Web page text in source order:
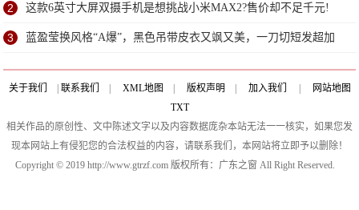
2 这款6英寸大屏双摄手机是想挑战小米MAX2?售价却不足千元!
3 蓝盈莹换风格“A爆”，黑色吊带皮衣又飒又美，一刀切短发超加
关于我们 | 联系我们 | XML地图 | 版权声明 | 加入我们 |
网站地图
TXT
相关作品的原创性、文中陈述文字以及内容数据庞杂本站无法一一核实，如果您发
现本网站上有侵犯您的合法权益的内容，请联系我们，本网站将立即予以删除！
Copyright © 2019 http://www.gtrzf.com 版权所有：广东之窗 All Right Reserved.